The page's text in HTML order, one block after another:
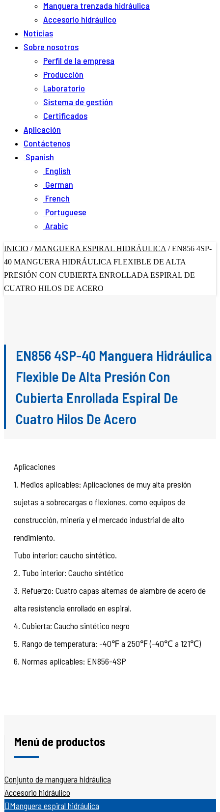
Manguera trenzada hidráulica
Accesorio hidráulico
Noticias
Sobre nosotros
Perfil de la empresa
Producción
Laboratorio
Sistema de gestión
Certificados
Aplicación
Contáctenos
Spanish
English
German
French
Portuguese
Arabic
INICIO /MANGUERA ESPIRAL HIDRÁULICA /EN856 4SP-
40 MANGUERA HIDRÁULICA FLEXIBLE DE ALTA
PRESIÓN CON CUBIERTA ENROLLADA ESPIRAL DE
CUATRO HILOS DE ACERO
EN856 4SP-40 Manguera Hidráulica
Flexible De Alta Presión Con
Cubierta Enrollada Espiral De
Cuatro Hilos De Acero
Aplicaciones
1. Medios aplicables: Aplicaciones de muy alta presión
sujetas a sobrecargas o flexiones, como equipos de
construcción, minería y el mercado industrial de alto
rendimiento.
Tubo interior: caucho sintético.
2. Tubo interior: Caucho sintético
3. Refuerzo: Cuatro capas alternas de alambre de acero de
alta resistencia enrollado en espiral.
4. Cubierta: Caucho sintético negro
5. Rango de temperatura: -40℉ a 250℉ (-40℃ a 121℃)
6. Normas aplicables: EN856-4SP
Menú de productos
Conjunto de manguera hidráulica
Accesorio hidráulico
Manguera espiral hidráulica